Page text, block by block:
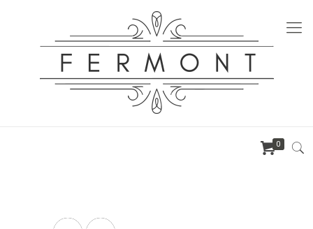
0